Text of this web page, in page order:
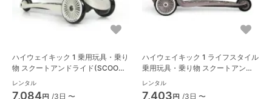
ハイウェイキック 1 乗用玩具・乗り
物 スクートアンドライド(SCOOT
AND RIDE)
レンタル
7,084円 /3日 〜
ハイウェイキック 1 ライフスタイル
乗用玩具・乗り物 スクートアンド
ライド(SCOOT AND RIDE)
レンタル
7,403円 /3日 〜